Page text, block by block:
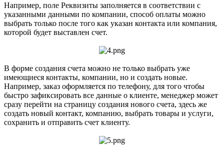
Например, поле Реквизиты заполняется в соответствии с
указанными данными по компании, способ оплаты можно
выбрать только после того как указан контакта или компания,
которой будет выставлен счет.
В форме создания счета можно не только выбрать уже
имеющиеся контакты, компании, но и создать новые.
Например, заказ оформляется по телефону, для того чтобы
быстро зафиксировать все данные о клиенте, менеджер может
сразу перейти на страницу создания нового счета, здесь же
создать новый контакт, компанию, выбрать товары и услуги,
сохранить и отправить счет клиенту.